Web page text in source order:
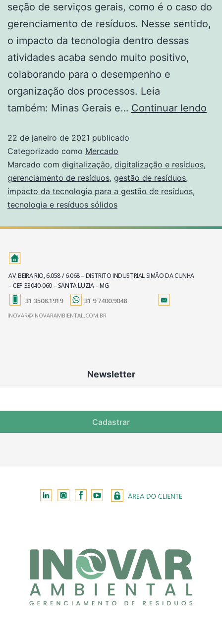
seção de serviços gerais, como é o caso do
gerenciamento de resíduos. Nesse sentido,
o impacto da tecnologia dentro dessas
atividades acaba sendo muito positivo,
colaborando para o desempenho e
organização dos processos. Leia
também: Minas Gerais e… Continuar lendo
22 de janeiro de 2021 publicado
Categorizado como Mercado
Marcado com digitalização, digitalização e resíduos,
gerenciamento de resíduos, gestão de resíduos,
impacto da tecnologia para a gestão de resíduos,
tecnologia e resíduos sólidos
AV. BEIRA RIO, 6.058 / 6.068 – DISTRITO INDUSTRIAL SIMÃO DA CUNHA
– CEP 33040-060 – SANTA LUZIA – MG
31 3508.1919 31 9 7400.9048
INOVAR@INOVARAMBIENTAL.COM.BR
Newsletter
Cadastrar